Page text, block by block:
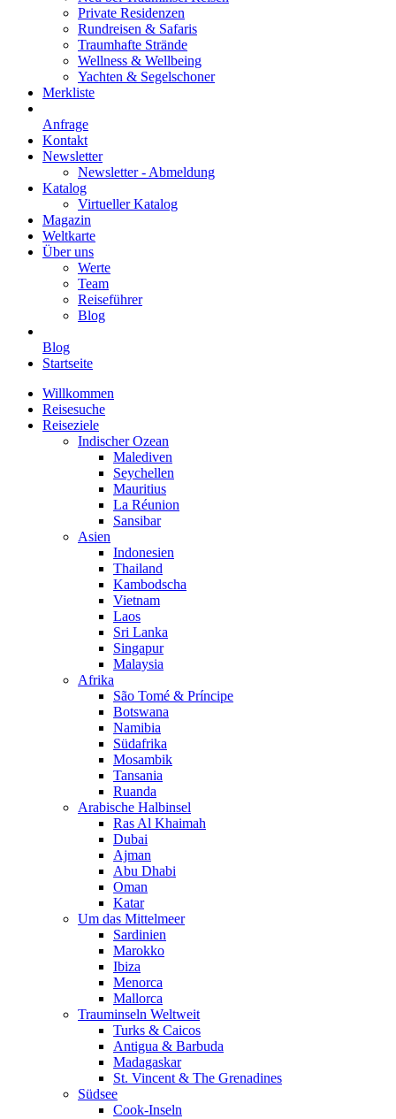
Private Residenzen
Rundreisen & Safaris
Traumhafte Strände
Wellness & Wellbeing
Yachten & Segelschoner
Merkliste
Anfrage
Kontakt
Newsletter
Newsletter - Abmeldung
Katalog
Virtueller Katalog
Magazin
Weltkarte
Über uns
Werte
Team
Reiseführer
Blog
Blog
Startseite
Willkommen
Reisesuche
Reiseziele
Indischer Ozean
Malediven
Seychellen
Mauritius
La Réunion
Sansibar
Asien
Indonesien
Thailand
Kambodscha
Vietnam
Laos
Sri Lanka
Singapur
Malaysia
Afrika
São Tomé & Príncipe
Botswana
Namibia
Südafrika
Mosambik
Tansania
Ruanda
Arabische Halbinsel
Ras Al Khaimah
Dubai
Ajman
Abu Dhabi
Oman
Katar
Um das Mittelmeer
Sardinien
Marokko
Ibiza
Menorca
Mallorca
Trauminseln Weltweit
Turks & Caicos
Antigua & Barbuda
Madagaskar
St. Vincent & The Grenadines
Südsee
Cook-Inseln